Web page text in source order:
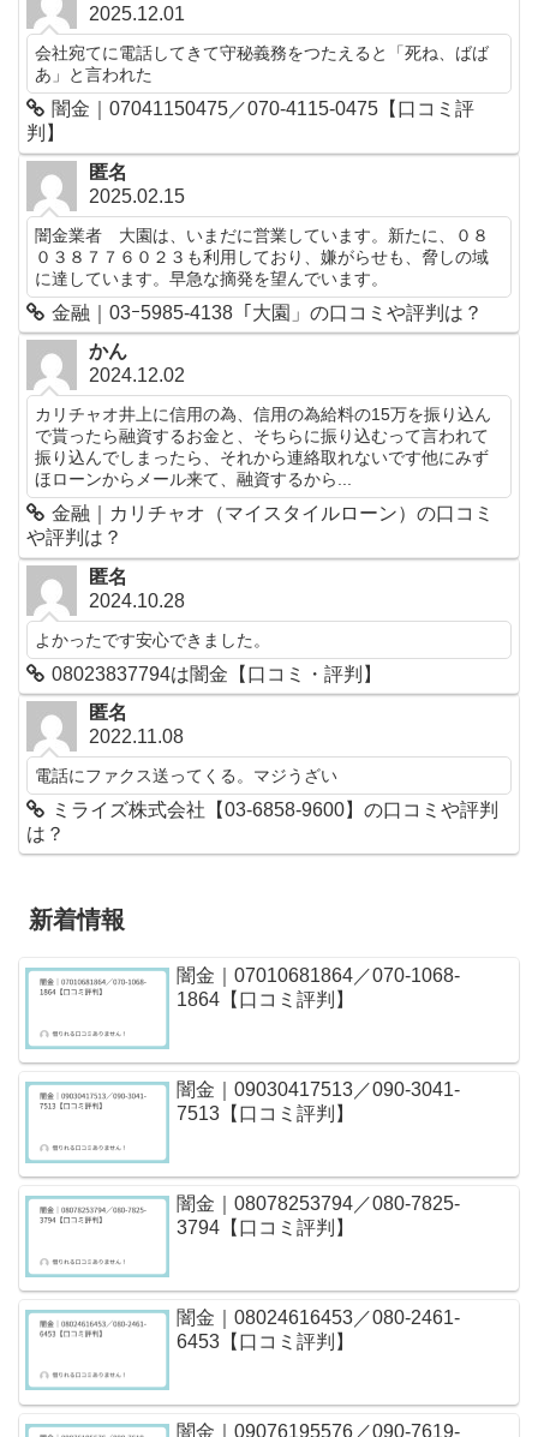
2025.12.01
会社宛てに電話してきて守秘義務をつたえると「死ね、ばば
あ」と言われた
闇金｜07041150475／070-4115-0475【口コミ評
判】
匿名
2025.02.15
闇金業者 大園は、いまだに営業しています。新たに、０８
０３８７７６０２３も利用しており、嫌がらせも、脅しの域
に達しています。早急な摘発を望んでいます。
金融｜03ｰ5985-4138「大園」の口コミや評判は？
かん
2024.12.02
カリチャオ井上に信用の為、信用の為給料の15万を振り込ん
で貰ったら融資するお金と、そちらに振り込むって言われて
振り込んでしまったら、それから連絡取れないです他にみず
ほローンからメール来て、融資するから...
金融｜カリチャオ（マイスタイルローン）の口コミ
や評判は？
匿名
2024.10.28
よかったです安心できました。
08023837794は闇金【口コミ・評判】
匿名
2022.11.08
電話にファクス送ってくる。マジうざい
ミライズ株式会社【03-6858-9600】の口コミや評判
は？
新着情報
闇金｜07010681864／070-1068-
1864【口コミ評判】
闇金｜09030417513／090-3041-
7513【口コミ評判】
闇金｜08078253794／080-7825-
3794【口コミ評判】
闇金｜08024616453／080-2461-
6453【口コミ評判】
闇金｜09076195576／090-7619-